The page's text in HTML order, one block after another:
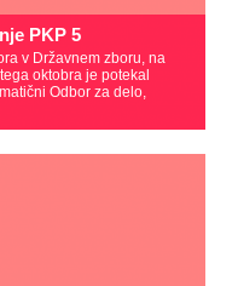
PKP 5
v Državnem zboru, na
oktobra je potekal
Odbor za delo,